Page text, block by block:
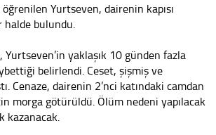
öğrenilen Yurtseven, dairenin kapısı
halde bulundu.
Yurtseven’in yaklaşık 10 günden fazla
belirlendi. Ceset, şişmiş ve
Cenaze, dairenin 2’nci katındaki camdan
morga götürüldü. Ölüm nedeni yapılacak
kazanacak.